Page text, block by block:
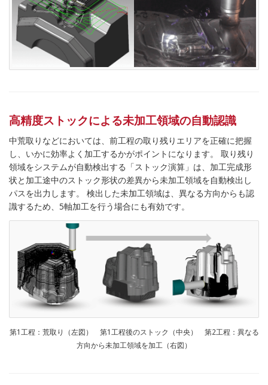
高精度ストックによる未加工領域の自動認識
中荒取りなどにおいては、前工程の取り残りエリアを正確に把握
し、いかに効率よく加工するかがポイントになります。 取り残り
領域をシステムが自動検出する「ストック演算」は、加工完成形
状と加工途中のストック形状の差異から未加工領域を自動検出し
パスを出力します。 検出した未加工領域は、異なる方向からも認
識するため、5軸加工を行う場合にも有効です。
第1工程：荒取り（左図） 第1工程後のストック（中央） 第2工程：異なる
方向から未加工領域を加工（右図）